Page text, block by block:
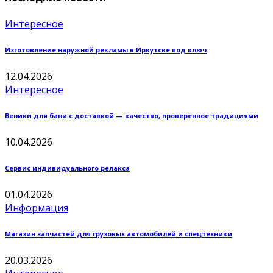
Интересное
Изготовление наружной рекламы в Иркутске под ключ
12.04.2026
Интересное
Веники для бани с доставкой — качество, проверенное традициями
10.04.2026
Сервис индивидуального релакса
01.04.2026
Информация
Магазин запчастей для грузовых автомобилей и спецтехники
20.03.2026